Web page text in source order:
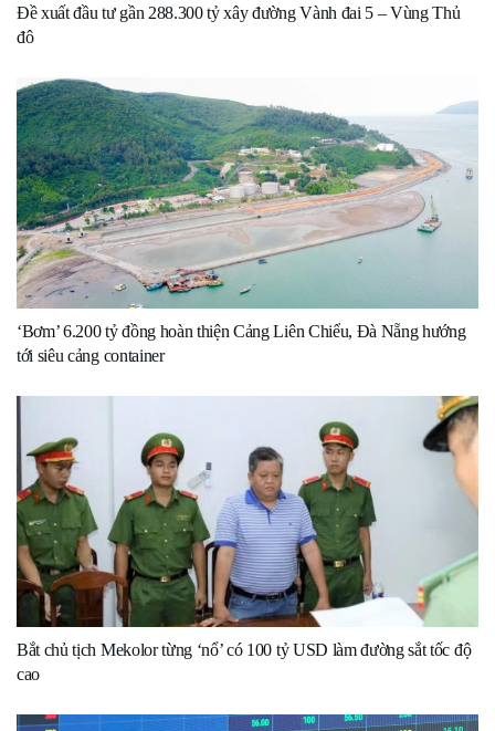
Đề xuất đầu tư gần 288.300 tỷ xây đường Vành đai 5 – Vùng Thủ
đô
‘Bơm’ 6.200 tỷ đồng hoàn thiện Cảng Liên Chiểu, Đà Nẵng hướng
tới siêu cảng container
Bắt chủ tịch Mekolor từng ‘nổ’ có 100 tỷ USD làm đường sắt tốc độ
cao